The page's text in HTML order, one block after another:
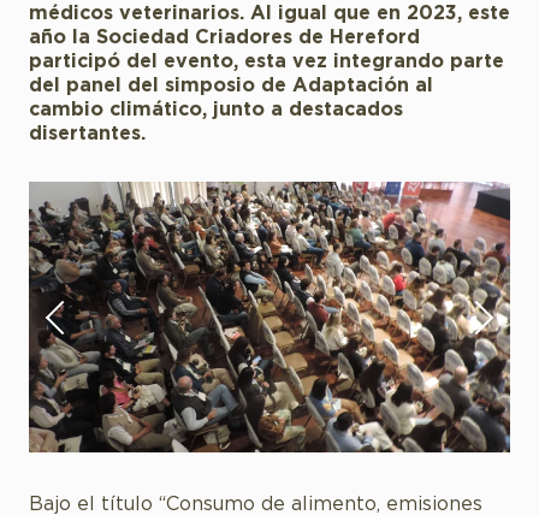
médicos veterinarios. Al igual que en 2023, este
año la Sociedad Criadores de Hereford
participó del evento, esta vez integrando parte
del panel del simposio de Adaptación al
cambio climático, junto a destacados
disertantes.
Bajo el título “Consumo de alimento, emisiones